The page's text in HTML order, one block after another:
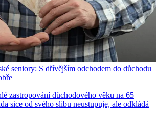
seniory: S dřívějším odchodem do důchodu
zastropování důchodového věku na 65
sice od svého slibu neustupuje, ale odkládá